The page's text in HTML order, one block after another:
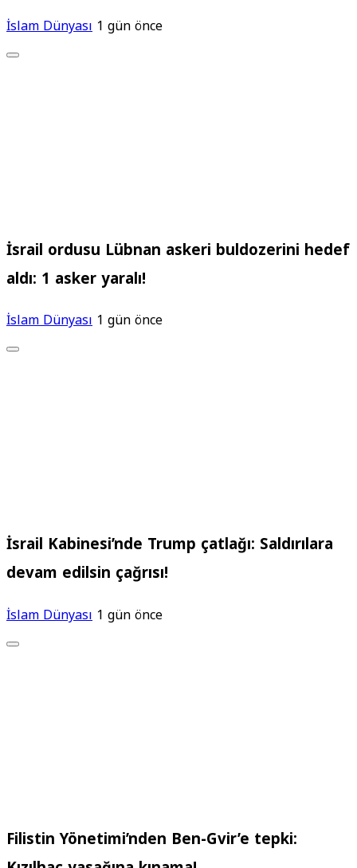
İslam Dünyası 1 gün önce
İsrail ordusu Lübnan askeri buldozerini hedef
aldı: 1 asker yaralı!
İslam Dünyası 1 gün önce
İsrail Kabinesi’nde Trump çatlağı: Saldırılara
devam edilsin çağrısı!
İslam Dünyası 1 gün önce
Filistin Yönetimi’nden Ben-Gvir’e tepki: